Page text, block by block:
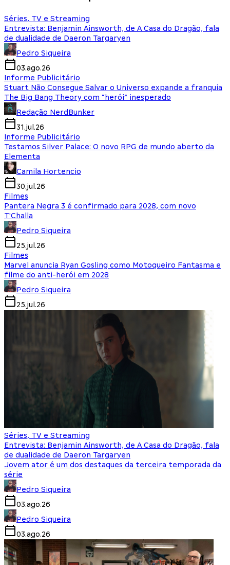
Séries, TV e Streaming
Entrevista: Benjamin Ainsworth, de A Casa do Dragão, fala
de dualidade de Daeron Targaryen
Pedro Siqueira
03.ago.26
Informe Publicitário
Stuart Não Consegue Salvar o Universo expande a franquia
The Big Bang Theory com “herói” inesperado
Redação NerdBunker
31.jul.26
Informe Publicitário
Testamos Silver Palace: O novo RPG de mundo aberto da
Elementa
Camila Hortencio
30.jul.26
Filmes
Pantera Negra 3 é confirmado para 2028, com novo
T'Challa
Pedro Siqueira
25.jul.26
Filmes
Marvel anuncia Ryan Gosling como Motoqueiro Fantasma e
filme do anti-herói em 2028
Pedro Siqueira
25.jul.26
Séries, TV e Streaming
Entrevista: Benjamin Ainsworth, de A Casa do Dragão, fala
de dualidade de Daeron Targaryen
Jovem ator é um dos destaques da terceira temporada da
série
Pedro Siqueira
03.ago.26
Pedro Siqueira
03.ago.26